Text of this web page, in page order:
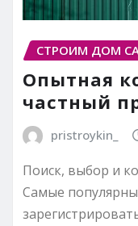
СТРОИМ ДОМ
Опытная
частный
pristroykin_
Поиск, выбор и
Самые